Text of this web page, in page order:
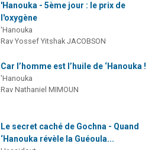
'Hanouka - 5ème jour : le prix de
l'oxygène
'Hanouka
Rav Yossef Yitshak JACOBSON
Car l’homme est l’huile de ‘Hanouka !
'Hanouka
Rav Nathaniel MIMOUN
Le secret caché de Gochna - Quand
‘Hanouka révèle la Guéoula...